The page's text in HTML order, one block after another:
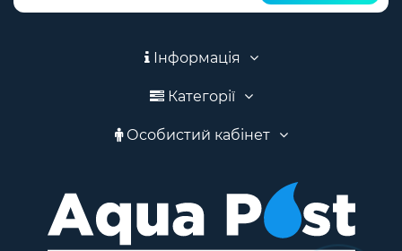
Інформація
Категорії
Особистий кабінет